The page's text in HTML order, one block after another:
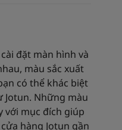
đặt màn hình và
màu sắc xuất
có thể khác biệt
Jotun. Những màu
với mục đích giúp
hàng Jotun gần